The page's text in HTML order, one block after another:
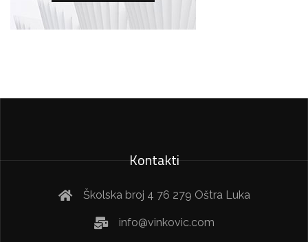
Kontakti
Školska broj 4 76 279 Oštra Luka
info@vinkovic.com